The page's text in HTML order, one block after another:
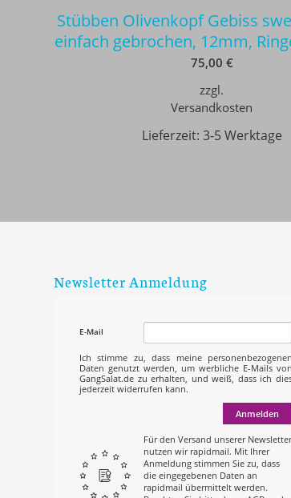
Stübben Olivenkopf Gebiss
einfach gebrochen, 12mm,
75,00 €
zzgl.
Versandkosten
Lieferzeit: 3-5 Werktage
Newsletter Anmeldung
E-Mail
Ich stimme zu, dass meine personenbezogenen
Daten genutzt werden, um werbliche E-Mails von
GangSalat.de zu erhalten, und weiß, dass ich
jederzeit widerrufen kann.
Anmelden
Für den Versand unserer Newsletter
nutzen wir rapidmail. Mit Ihrer
Anmeldung stimmen Sie zu, dass
die eingegebenen Daten an
rapidmail übermittelt werden.